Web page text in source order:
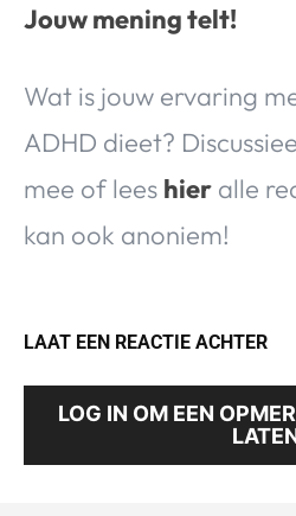
Jouw mening telt!
Wat is jouw ervaring
ADHD dieet?
mee of lees hier alle
kan ook anoniem!
LAAT EEN REACTIE ACHTER
LOG IN OM EEN